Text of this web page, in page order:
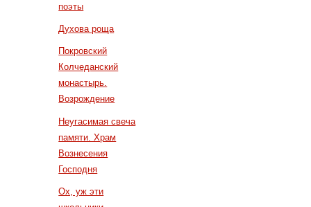
поэты
Духова роща
Покровский
Колчеданский
монастырь.
Возрождение
Неугасимая свеча
памяти. Храм
Вознесения
Господня
Ох, уж эти